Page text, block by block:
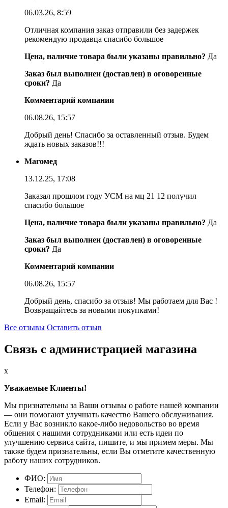
06.03.26, 8:59
Отличная компания заказ отправили без задержек
рекомендую продавца спасибо большое
Цена, наличие товара были указаны правильно? Да
Заказ был выполнен (доставлен) в оговоренные
сроки? Да
Комментарий компании
06.08.26, 15:57
Добрый день! Спасибо за оставленный отзыв. Будем
ждать новых заказов!!!
Магомед
13.12.25, 17:08
Заказал прошлом году УСМ на мц 21 12 получил
спасибо большое
Цена, наличие товара были указаны правильно? Да
Заказ был выполнен (доставлен) в оговоренные
сроки? Да
Комментарий компании
06.08.26, 15:57
Добрый день, спасибо за отзыв! Мы работаем для Вас !
Возвращайтесь за новыми покупками!
Все отзывы Оставить отзыв
Связь с администрацией магазина
x
Уважаемые Клиенты!
Мы признательны за Ваши отзывы о работе нашей компании
— они помогают улучшать качество Вашего обслуживания.
Если у Вас возникло какое-либо недовольство во время
общения с нашими сотрудниками или есть идеи по
улучшению сервиса сайта, пишите, и мы примем меры. Мы
также будем признательны, если Вы отметите качественную
работу наших сотрудников.
ФИО:
Телефон:
Email: